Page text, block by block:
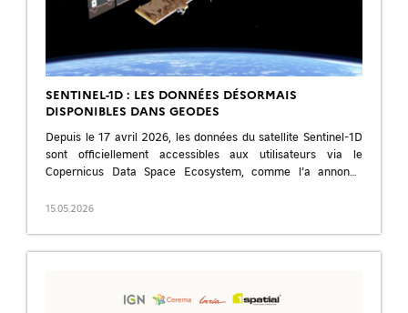
SENTINEL-1D : LES DONNÉES DÉSORMAIS
DISPONIBLES DANS GEODES
Depuis le 17 avril 2026, les données du satellite Sentinel-1D
sont officiellement accessibles aux utilisateurs via le
Copernicus Data Space Ecosystem, comme l’a annoncé
15.05.2026